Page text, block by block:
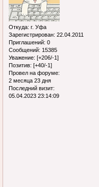
Откуда: г. Уфа
Зарегистрирован: 22.04.2011
Приглашений: 0
Сообщений: 15385
Уважение: [+206/-1]
Позитив: [+40/-1]
Провел на форуме:
2 месяца 23 дня
Последний визит:
05.04.2023 23:14:09